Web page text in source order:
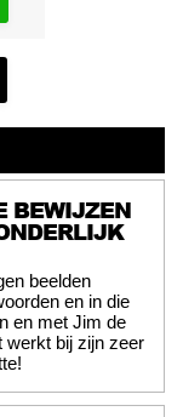
BEWIJZEN
beelden
en in die
en met Jim de
werkt bij zijn zeer